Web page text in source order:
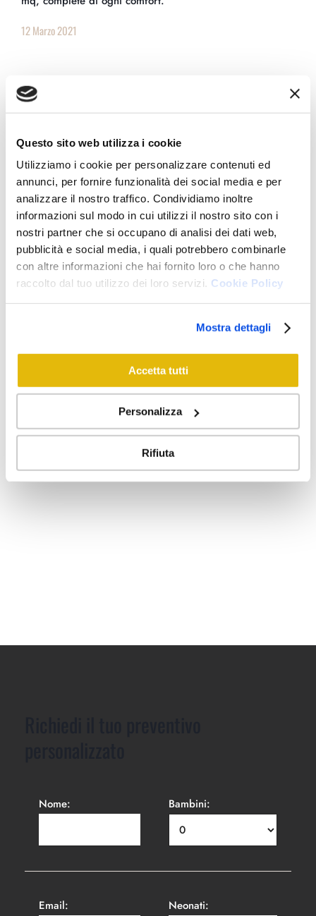
Questo sito web utilizza i cookie
Utilizziamo i cookie per personalizzare contenuti ed
annunci, per fornire funzionalità dei social media e per
analizzare il nostro traffico. Condividiamo inoltre
informazioni sul modo in cui utilizzi il nostro sito con i
nostri partner che si occupano di analisi dei dati web,
pubblicità e social media, i quali potrebbero combinarle
con altre informazioni che hai fornito loro o che hanno
raccolto dal tuo utilizzo dei loro servizi. Cookie Policy
Mostra dettagli
Accetta tutti
Personalizza
Rifiuta
12 Marzo 2021
Executive
Camere eleganti e confortevoli di circa 17 mq, complete
12 Marzo 2021
Nome: Bambini:
Email: Neonati: